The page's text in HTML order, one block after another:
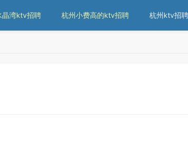
晶湾ktv招聘 杭州小费高的ktv招聘 杭州ktv招聘